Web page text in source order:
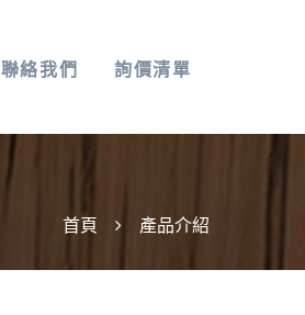
聯絡我們 詢價清單
首頁 產品介紹